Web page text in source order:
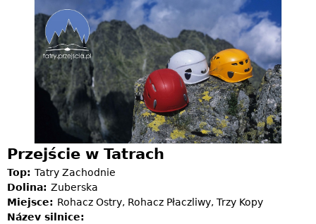
Jump to navigation
Przejście w Tatrach
Top: Tatry Zachodnie
Dolina: Zuberska
Miejsce: Rohacz Ostry, Rohacz Płaczliwy, Trzy Kopy
Název silnice: